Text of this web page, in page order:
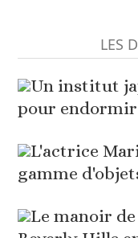
LES
Un institut
pour
L'actrice
gamme
Le manoir